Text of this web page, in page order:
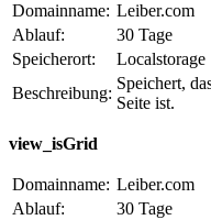
Domainname: Leiber.com
Ablauf:
30 Tage
Speicherort:
Localstorage
Beschreibung:
Speichert,
Seite ist.
view_isGrid
Domainname: Leiber.com
Ablauf:
30 Tage